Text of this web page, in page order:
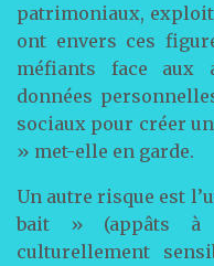
patrimoniaux,
ont envers ces
méfiants face aux
données
sociaux pour créer
» met-elle en garde.
Un autre risque est
bait » (appâts à
culturellement